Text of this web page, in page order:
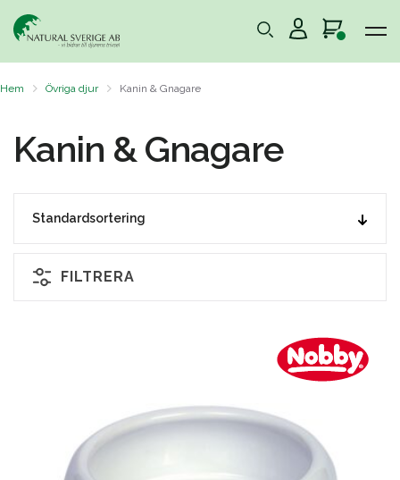
Hem Övriga djur Kanin & Gnagare
Kanin & Gnagare
FILTRERA